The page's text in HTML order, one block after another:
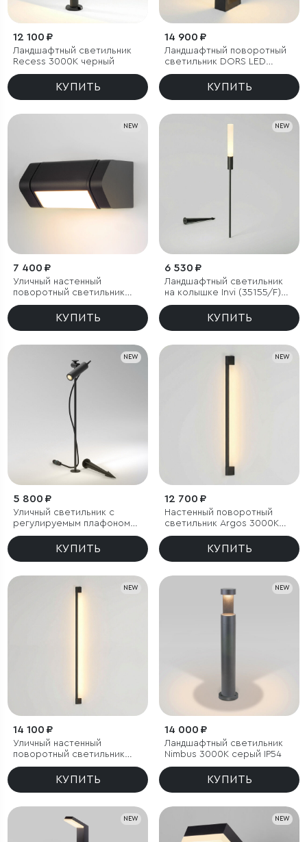
12 100 ₽
Ландшафтный светильник
Recess 3000K черный
КУПИТЬ
14 900 ₽
Ландшафтный поворотный
светильник DORS LED
3000K IP54
КУПИТЬ
NEW
7 400 ₽
Уличный настенный
поворотный светильник
DORS 3000K черный
КУПИТЬ
NEW
6 530 ₽
Ландшафтный светильник
на колышке Invi (35155/F)
3000K черный
КУПИТЬ
NEW
5 800 ₽
Уличный светильник с
регулируемым плафоном
Covert 3000K черный IP65
КУПИТЬ
NEW
12 700 ₽
Настенный поворотный
светильник Argos 3000K
черный IP54
КУПИТЬ
NEW
14 100 ₽
Уличный настенный
поворотный светильник
Argos 3000K черный
КУПИТЬ
NEW
14 000 ₽
Ландшафтный светильник
Nimbus 3000K cерый IP54
КУПИТЬ
NEW NEW